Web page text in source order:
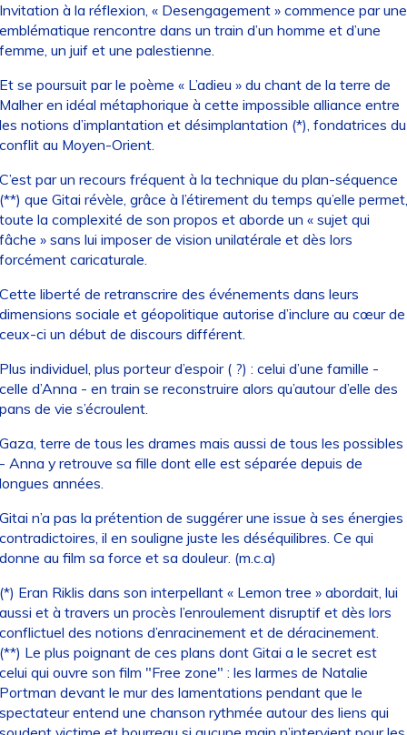
à la réflexion, « Desengagement » commence par une
rencontre dans un train d’un homme et d’une
un juif et une palestienne.
se poursuit par le poème « L’adieu » du chant de la terre de
en idéal métaphorique à cette impossible alliance entre
notions d’implantation et désimplantation (*), fondatrices du
au Moyen-Orient.
par un recours fréquent à la technique du plan-séquence
que Gitai révèle, grâce à l’étirement du temps qu’elle permet,
la complexité de son propos et aborde un « sujet qui
» sans lui imposer de vision unilatérale et dès lors
caricaturale.
liberté de retranscrire des événements dans leurs
sociale et géopolitique autorise d’inclure au cœur de
ci un début de discours différent.
individuel, plus porteur d’espoir ( ?) : celui d’une famille -
d’Anna - en train se reconstruire alors qu’autour d’elle des
de vie s’écroulent.
terre de tous les drames mais aussi de tous les possibles
Anna y retrouve sa fille dont elle est séparée depuis de
années.
n’a pas la prétention de suggérer une issue à ses énergies
il en souligne juste les déséquilibres. Ce qui
au film sa force et sa douleur. (m.c.a)
Eran Riklis dans son interpellant « Lemon tree » abordait, lui
et à travers un procès l’enroulement disruptif et dès lors
des notions d’enracinement et de déracinement.
Le plus poignant de ces plans dont Gitai a le secret est
qui ouvre son film "Free zone" : les larmes de Natalie
devant le mur des lamentations pendant que le
entend une chanson rythmée autour des liens qui